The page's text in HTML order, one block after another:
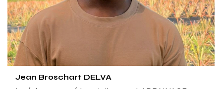
Jean Broschart DELVA